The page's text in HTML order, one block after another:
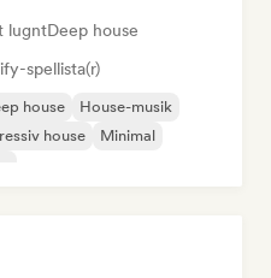
lugntDeep house
spellista(r)
house
House-musik
house
Minimal